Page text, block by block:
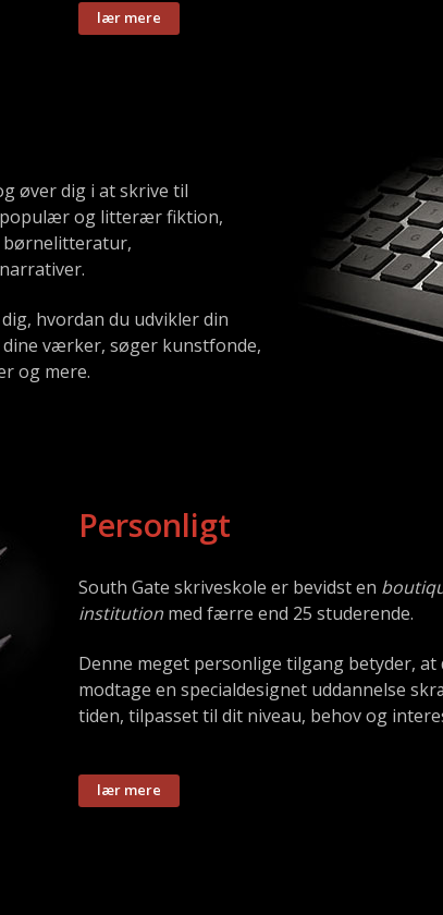
øver dig i at skrive til
populær og litterær fiktion,
børnelitteratur,
hvordan du udvikler din
værker, søger kunstfonde,
og mere.
Personligt
South Gate skriveskole er bevidst en
institution med færre end 25 studerende.
Denne meget personlige tilgang betyder, at
modtage en specialdesignet uddannelse
tiden, tilpasset til dit niveau, behov og